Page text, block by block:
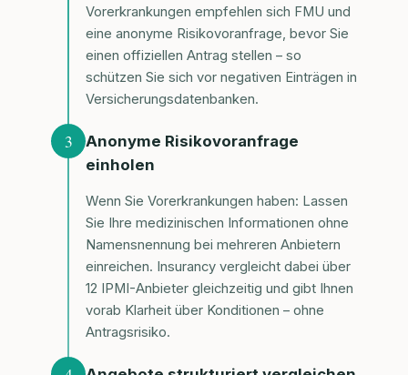
Vorerkrankungen empfehlen sich FMU und
eine anonyme Risikovoranfrage, bevor Sie
einen offiziellen Antrag stellen – so
schützen Sie sich vor negativen Einträgen in
Versicherungsdatenbanken.
3
Anonyme Risikovoranfrage
einholen
Wenn Sie Vorerkrankungen haben: Lassen
Sie Ihre medizinischen Informationen ohne
Namensnennung bei mehreren Anbietern
einreichen. Insurancy vergleicht dabei über
12 IPMI-Anbieter gleichzeitig und gibt Ihnen
vorab Klarheit über Konditionen – ohne
Antragsrisiko.